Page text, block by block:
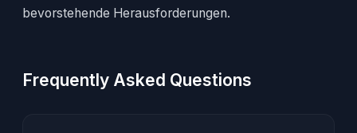
bevorstehende Herausforderungen.
Frequently Asked Questions